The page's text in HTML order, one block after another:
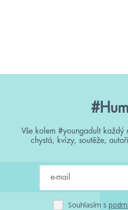
Vše kolem #youngadult každý
chystá, kvízy, soutěže,
Souhlasím s